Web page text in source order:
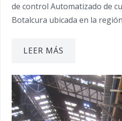
de control Automatizado de
Botalcura ubicada en la
LEER MÁS